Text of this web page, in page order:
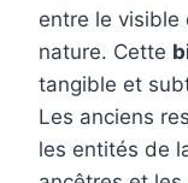
entre le visible
nature. Cette
tangible et
Les anciens
les entités de